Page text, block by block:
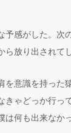
予感がした。次
ら放り出されて
を意識を持った
きゃどっか行っ
何も出来なか